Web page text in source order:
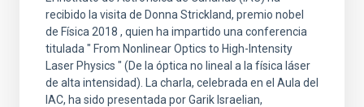
recibido la visita de Donna Strickland, premio nobel
de Física 2018 , quien ha impartido una conferencia
titulada " From Nonlinear Optics to High-Intensity
Laser Physics " (De la óptica no lineal a la física láser
de alta intensidad). La charla, celebrada en el Aula del
IAC, ha sido presentada por Garik Israelian,